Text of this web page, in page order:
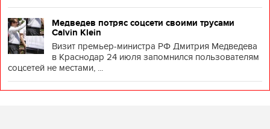
Медведев потряс соцсети своими трусами
Calvin Klein
Визит премьер-министра РФ Дмитрия Медведева
в Краснодар 24 июля запомнился пользователям
соцсетей не местами, ...